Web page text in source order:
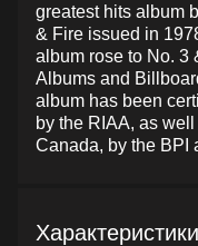
greatest hits album
& Fire issued in
album rose to No. 3
Albums and
album has been
by the RIAA, as
Canada, by the BPI
Характеристики